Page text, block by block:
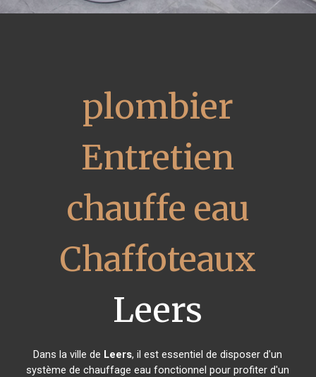
plombier
Entretien
chauffe eau
Chaffoteaux
Leers
Dans la ville de Leers, il est essentiel de disposer d'un
système de chauffage eau fonctionnel pour profiter d'un